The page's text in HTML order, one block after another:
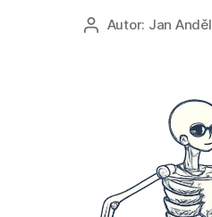
AutorAutor: Jan Anděl